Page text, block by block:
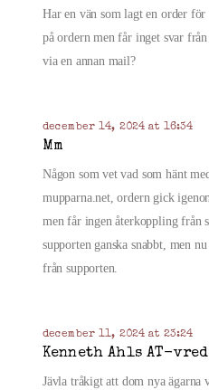
Har en vän som lagt en order
på ordern men får inget svar
via en annan mail?
december 14, 2024 at 16:34
Mm
Någon som vet vad som hänt
mupparna.net, ordern gick
men får ingen återkoppling från
supporten ganska snabbt, men
från supporten.
december 11, 2024 at 23:24
Kenneth Ahls AT-
Jävla tråkigt att dom nya ägarna